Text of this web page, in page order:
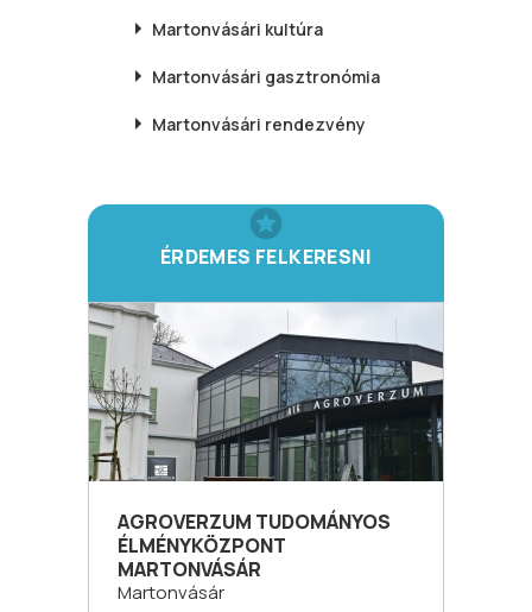
Martonvásári kultúra
Martonvásári gasztronómia
Martonvásári rendezvény
ÉRDEMES FELKERESNI
AGROVERZUM TUDOMÁNYOS
ÉLMÉNYKÖZPONT
MARTONVÁSÁR
Martonvásár